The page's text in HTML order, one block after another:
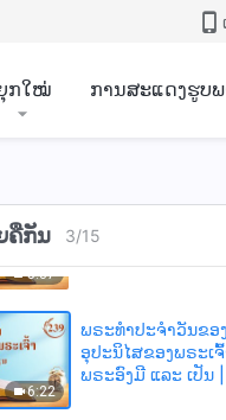
ກໃໝ່ ການສະແດງຮູບ
ຄືກັນ 3/15
ພຣະທຳປະຈຳວັນຂອ
ອຸປະນິໄສຂອງພຣະເ
5:37
ພຣະທຳປະຈຳວັນຂອ
ອຸປະນິໄສຂອງພຣະເຈົ້
6:22
ພຣະທຳປະຈຳວັນຂອ
ອຸປະນິໄສຂອງພຣະເ
ພຣະອົງມີ ແລະ ເປັນ